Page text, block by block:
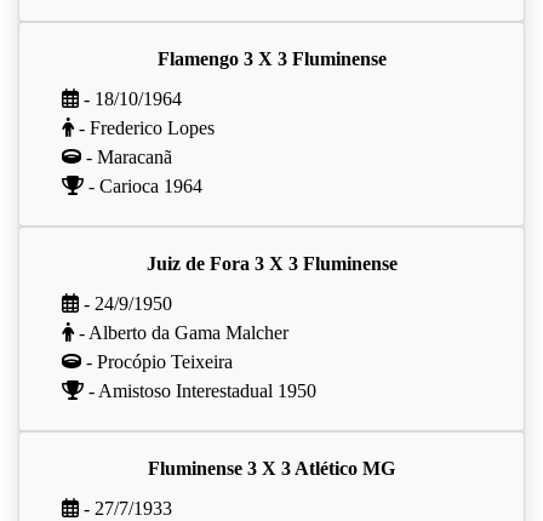
Flamengo 3 X 3 Fluminense
- 18/10/1964
- Frederico Lopes
- Maracanã
- Carioca 1964
Juiz de Fora 3 X 3 Fluminense
- 24/9/1950
- Alberto da Gama Malcher
- Procópio Teixeira
- Amistoso Interestadual 1950
Fluminense 3 X 3 Atlético MG
- 27/7/1933